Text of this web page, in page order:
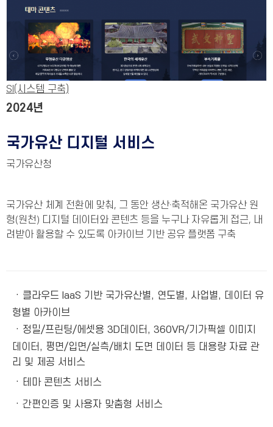
SI(시스템 구축)
2024년
국가유산 디지털 서비스
국가유산청
국가유산 체계 전환에 맞춰, 그 동안 생산·축적해온 국가유산 원
형(원천) 디지털 데이터와 콘텐츠 등을 누구나 자유롭게 접근, 내
려받아 활용할 수 있도록 아카이브 기반 공유 플랫폼 구축
· 클라우드 IaaS 기반 국가유산별, 연도별, 사업별, 데이터 유
형별 아카이브
· 정밀/프린팅/에셋용 3D데이터, 360VR/기가픽셀 이미지
데이터, 평면/입면/실측/배치 도면 데이터 등 대용량 자료 관
리 및 제공 서비스
·
테마 콘텐츠 서비스
· 간편인증 및 사용자 맞춤형 서비스